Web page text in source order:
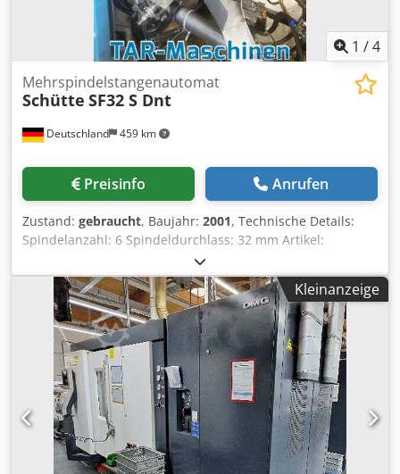
1 /4
Deutschland 459 km
Mehrspindelstangenautomat
Schütte SF32 S Dnt
Preisinfo Anrufen
Zustand: gebraucht, Baujahr: 2001, Technische Details:
Spindelanzahl: 6 Spindeldurchlass: 32 mm Artikel:
kurvengesteuerter Mehrspindeldrehautomat Fabrikat:
Schütte Typ: SF32 S Dnt Dkjdpfx Aheyqvlvegsr Baujahr:
2001 Achtspindel-Drehautomat mit 6 Hauptspindeln max.
Nenn-Durchlass: D=32mm stirnverzahnte Spindeltrommel,
Ölnebelfilter Elbaron, geteilte Auffangrutsche, Schnittstelle
für: Stangen-Lademagazin IEMCA PRA (optional I: IEMCA
PRA52/42/F); Kühlmittelbehälter mit Scharnierband-
Späneförderer; Schimpke KSS-Aktivkühler Steuerung:
Siemens S7-300 SPS; Werkzeugbestückung des
Lieferumfangs kann von den Bildern abweichen; Bitte
kontaktieren Sie uns für weitere Informationen und
Bilder über mail(at) oder *
Kleinanzeige